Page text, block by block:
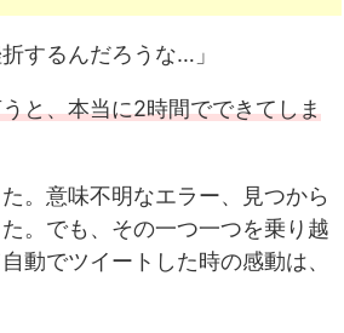
するんだろうな…」
と、本当に2時間でできてしま
。意味不明なエラー、見つから
。でも、その一つ一つを乗り越
動でツイートした時の感動は、